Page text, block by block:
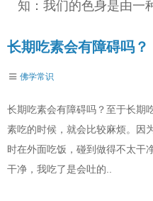
知：我们的色身是由一
长期吃素会有障碍吗？
佛学常识
长期吃素会有障碍吗？至于长期
素吃的时候，就会比较麻烦。因
时在外面吃饭，碰到做得不太干
干净，我吃了是会吐的..